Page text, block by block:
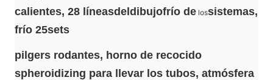
calientes, 28 líneasdeldibujofrío de lossistemas,
frío 25sets
pilgers rodantes, horno de recocido
spheroidizing para llevar los tubos, atmósfera